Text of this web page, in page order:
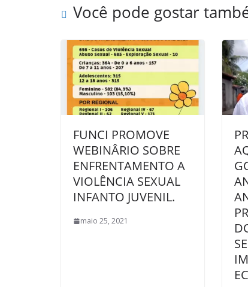
Você pode gostar
FUNCI PROMOVE
WEBINÂRIO SOBRE
ENFRENTAMENTO A
VIOLÊNCIA SEXUAL
INFANTO JUVENIL.
maio 25, 2021